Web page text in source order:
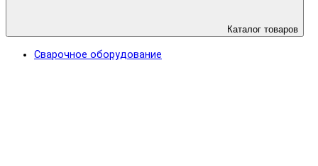
Каталог товаров
Сварочное оборудование